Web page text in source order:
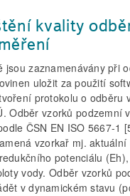
kvality
jsou zaznamenávány při
uložit za použití
protokolu o odběru
Odběr vzorků podzemní
ČSN EN ISO 5667-1
vzorkař mj. aktuální
potenciálu
vody. Odběr vzorků
v dynamickém stavu